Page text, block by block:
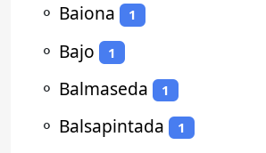
⚬ Baiona 1
⚬ Bajo 1
⚬ Balmaseda 1
⚬ Balsapintada 1